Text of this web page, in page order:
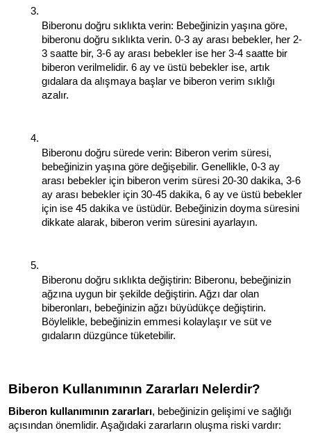
Biberonu doğru sıklıkta verin: Bebeğinizin yaşına göre,
biberonu doğru sıklıkta verin. 0-3 ay arası bebekler, her 2-
3 saatte bir, 3-6 ay arası bebekler ise her 3-4 saatte bir
biberon verilmelidir. 6 ay ve üstü bebekler ise, artık
gıdalara da alışmaya başlar ve biberon verim sıklığı
azalır.
Biberonu doğru sürede verin: Biberon verim süresi,
bebeğinizin yaşına göre değişebilir. Genellikle, 0-3 ay
arası bebekler için biberon verim süresi 20-30 dakika, 3-6
ay arası bebekler için 30-45 dakika, 6 ay ve üstü bebekler
için ise 45 dakika ve üstüdür. Bebeğinizin doyma süresini
dikkate alarak, biberon verim süresini ayarlayın.
Biberonu doğru sıklıkta değiştirin: Biberonu, bebeğinizin
ağzına uygun bir şekilde değiştirin. Ağzı dar olan
biberonları, bebeğinizin ağzı büyüdükçe değiştirin.
Böylelikle, bebeğinizin emmesi kolaylaşır ve süt ve
gıdaların düzgünce tüketebilir.
Biberon Kullanımının Zararları Nelerdir?
Biberon kullanımının zararları, bebeğinizin gelişimi ve sağlığı
açısından önemlidir. Aşağıdaki zararların oluşma riski vardır: